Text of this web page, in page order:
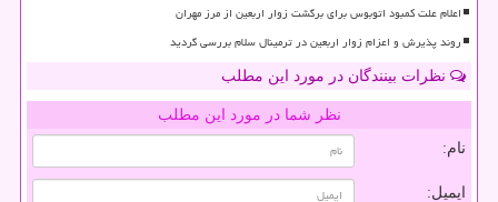
اعلام علت کمبود اتوبوس برای برگشت زوار اربعین از مرز مهران
روند پذیرش و اعزام زوار اربعین در ترمینال سلام بررسی گردید
نظرات بینندگان در مورد این مطلب
نظر شما در مورد این مطلب
نام:
ایمیل: